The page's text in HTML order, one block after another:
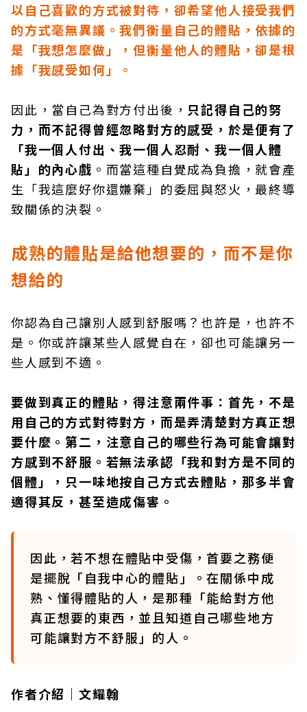
以自己喜歡的方式被對待，卻希望他人接受我們
的方式毫無異議。我們衡量自己的體貼，依據的
是「我想怎麼做」，但衡量他人的體貼，卻是根
據「我感受如何」。
因此，當自己為對方付出後， 只記得自己的努
力，而不記得曾經忽略對方的感受，於是便有了
「我一個人付出、我一個人忍耐、我一個人體
貼」的內心戲 。而當這種自覺成為負擔，就會產
生「我這麼好你還嫌棄」的委屈與怒火，最終導
致關係的決裂。
成熟的體貼是給他想要的，而不是你
想給的
你認為自己讓別人感到舒服嗎？也許是，也許不
是。你或許讓某些人感覺自在，卻也可能讓另一
些人感到不適。
要做到真正的體貼，得注意兩件事：首先，不是
用自己的方式對待對方，而是弄清楚對方真正想
要什麼。第二，注意自己的哪些行為可能會讓對
方感到不舒服。若無法承認「我和對方是不同的
個體」，只一味地按自己方式去體貼，那多半會
適得其反，甚至造成傷害。
因此，若不想在體貼中受傷，首要之務便
是擺脫「自我中心的體貼」。在關係中成
熟、懂得體貼的人，是那種「能給對方他
真正想要的東西，並且知道自己哪些地方
可能讓對方不舒服」的人。
作者介紹｜文耀翰